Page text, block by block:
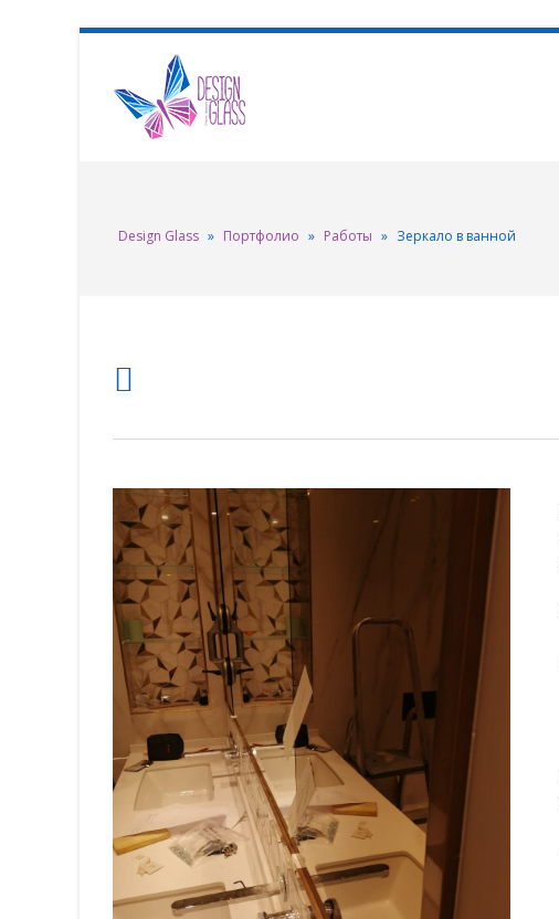
Design Glass » Портфолио » Работы » Зеркало в ванной